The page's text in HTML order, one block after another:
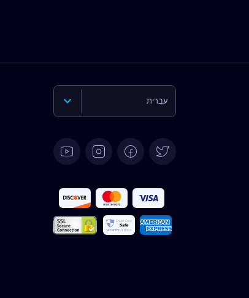
עברית
Español
Français